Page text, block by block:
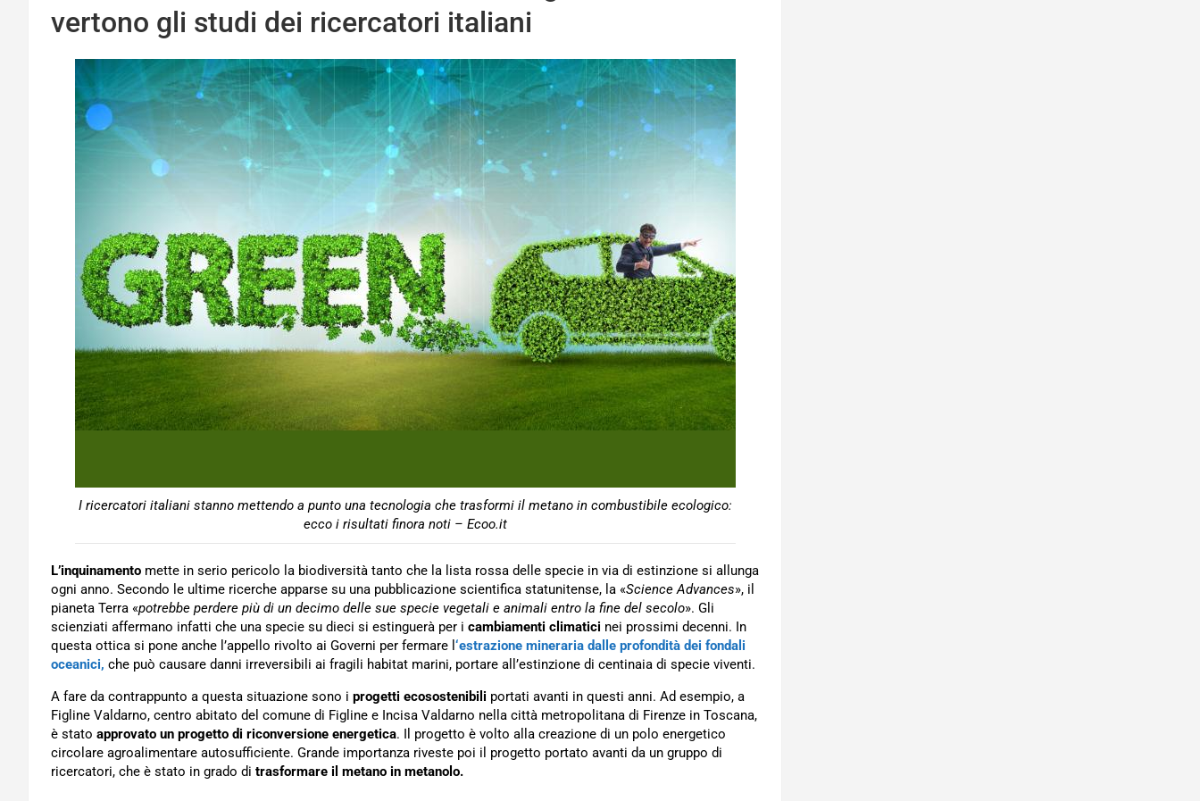
vertono gli studi dei ricercatori italiani
I ricercatori italiani stanno mettendo a punto una tecnologia che trasformi il metano in combustibile ecologico:
ecco i risultati finora noti – Ecoo.it
L’inquinamento mette in serio pericolo la biodiversità tanto che la lista rossa delle specie in via di estinzione si allunga
ogni anno. Secondo le ultime ricerche apparse su una pubblicazione scientifica statunitense, la «Science Advances», il
pianeta Terra «potrebbe perdere più di un decimo delle sue specie vegetali e animali entro la fine del secolo». Gli
scienziati affermano infatti che una specie su dieci si estinguerà per i cambiamenti climatici nei prossimi decenni. In
questa ottica si pone anche l’appello rivolto ai Governi per fermare l ‘estrazione mineraria dalle profondità dei fondali
oceanici, che può causare danni irreversibili ai fragili habitat marini, portare all’estinzione di centinaia di specie viventi.
A fare da contrappunto a questa situazione sono i progetti ecosostenibili portati avanti in questi anni. Ad esempio, a
Figline Valdarno, centro abitato del comune di Figline e Incisa Valdarno nella città metropolitana di Firenze in Toscana,
è stato approvato un progetto di riconversione energetica. Il progetto è volto alla creazione di un polo energetico
circolare agroalimentare autosufficiente. Grande importanza riveste poi il progetto portato avanti da un gruppo di
ricercatori, che è stato in grado di trasformare il metano in metanolo.